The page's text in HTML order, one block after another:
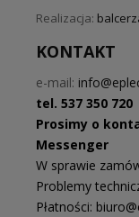
Realizacja:
KONTAKT
e-mail:
tel. 537 350 720
Prosimy o
Messenger
W sprawie
Problemy
Płatności: